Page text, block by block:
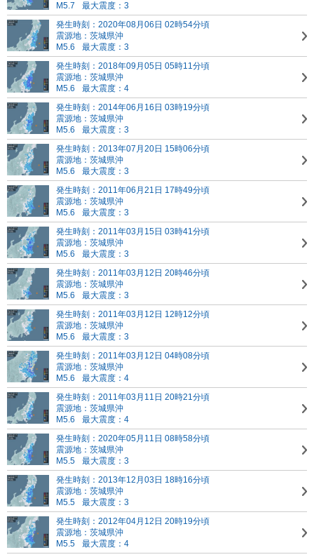
M5.7
最大震度：3
発生時刻：2020年08月06日 02時54分頃
震源地：茨城県沖
M5.6
最大震度：3
発生時刻：2018年09月05日 05時11分頃
震源地：茨城県沖
M5.6
最大震度：4
発生時刻：2014年06月16日 03時19分頃
震源地：茨城県沖
M5.6
最大震度：3
発生時刻：2013年07月20日 15時06分頃
震源地：茨城県沖
M5.6
最大震度：3
発生時刻：2011年06月21日 17時49分頃
震源地：茨城県沖
M5.6
最大震度：3
発生時刻：2011年03月15日 03時41分頃
震源地：茨城県沖
M5.6
最大震度：3
発生時刻：2011年03月12日 20時46分頃
震源地：茨城県沖
M5.6
最大震度：3
発生時刻：2011年03月12日 12時12分頃
震源地：茨城県沖
M5.6
最大震度：3
発生時刻：2011年03月12日 04時08分頃
震源地：茨城県沖
M5.6
最大震度：4
発生時刻：2011年03月11日 20時21分頃
震源地：茨城県沖
M5.6
最大震度：4
発生時刻：2020年05月11日 08時58分頃
震源地：茨城県沖
M5.5
最大震度：3
発生時刻：2013年12月03日 18時16分頃
震源地：茨城県沖
M5.5
最大震度：3
発生時刻：2012年04月12日 20時19分頃
震源地：茨城県沖
M5.5
最大震度：4